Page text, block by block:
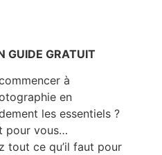
GUIDE GRATUIT
à
en
les essentiels ?
pour vous…
tout ce qu’il faut pour